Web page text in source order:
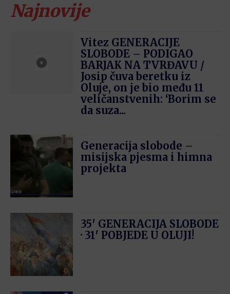
Najnovije
Vitez GENERACIJE
SLOBODE – PODIGAO
BARJAK NA TVRĐAVU /
Josip čuva beretku iz
Oluje, on je bio među 11
veličanstvenih: ‘Borim se
da suza...
Generacija slobode –
misijska pjesma i himna
projekta
35′ GENERACIJA SLOBODE
· 31′ POBJEDE U OLUJI!